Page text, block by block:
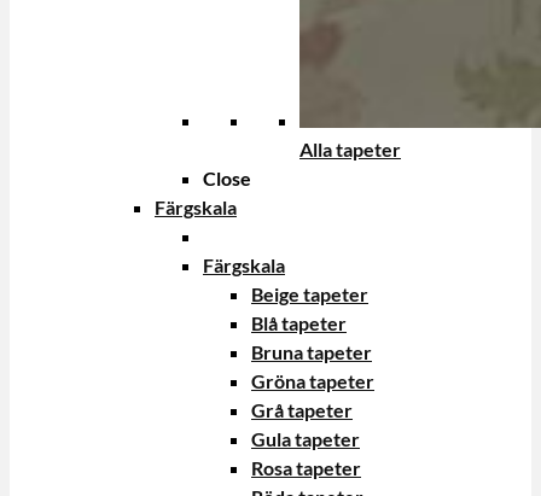
Alla tapeter
Close
Färgskala
Färgskala
Beige tapeter
Blå tapeter
Bruna tapeter
Gröna tapeter
Grå tapeter
Gula tapeter
Rosa tapeter